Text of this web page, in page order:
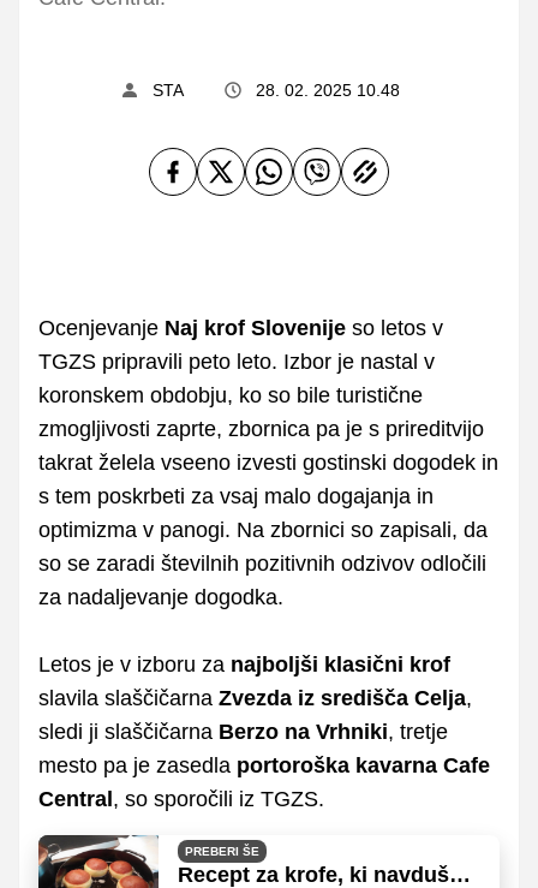
STA 28. 02. 2025 10.48
Ocenjevanje Naj krof Slovenije so letos v
TGZS pripravili peto leto. Izbor je nastal v
koronskem obdobju, ko so bile turistične
zmogljivosti zaprte, zbornica pa je s prireditvijo
takrat želela vseeno izvesti gostinski dogodek in
s tem poskrbeti za vsaj malo dogajanja in
optimizma v panogi. Na zbornici so zapisali, da
so se zaradi številnih pozitivnih odzivov odločili
za nadaljevanje dogodka.
Letos je v izboru za najboljši klasični krof
slavila slaščičarna Zvezda iz središča Celja,
sledi ji slaščičarna Berzo na Vrhniki, tretje
mesto pa je zasedla portoroška kavarna Cafe
Central, so sporočili iz TGZS.
PREBERI ŠE
Recept za krofe, ki navdušuje